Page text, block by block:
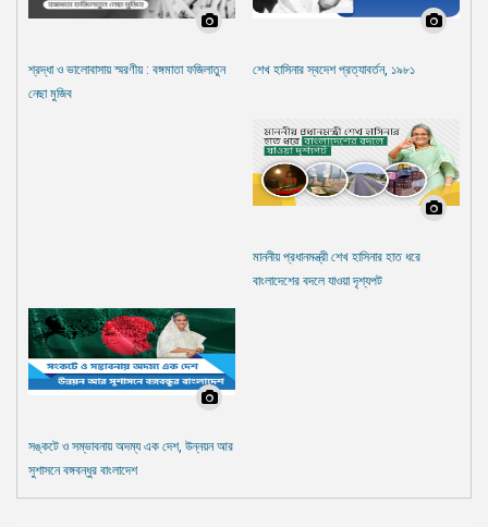
শ্রদ্ধা ও ভালোবাসায় স্মরণীয় : বঙ্গমাতা ফজিলাতুন
নেছা মুজিব
শেখ হাসিনার স্বদেশ প্রত্যাবর্তন, ১৯৮১
মাননীয় প্রধানমন্ত্রী শেখ হাসিনার হাত ধরে
বাংলাদেশের বদলে যাওয়া দৃশ্যপট
সঙ্কটে ও সম্ভাবনায় অদম্য এক দেশ, উন্নয়ন আর
সুশাসনে বঙ্গবন্ধুর বাংলাদেশ